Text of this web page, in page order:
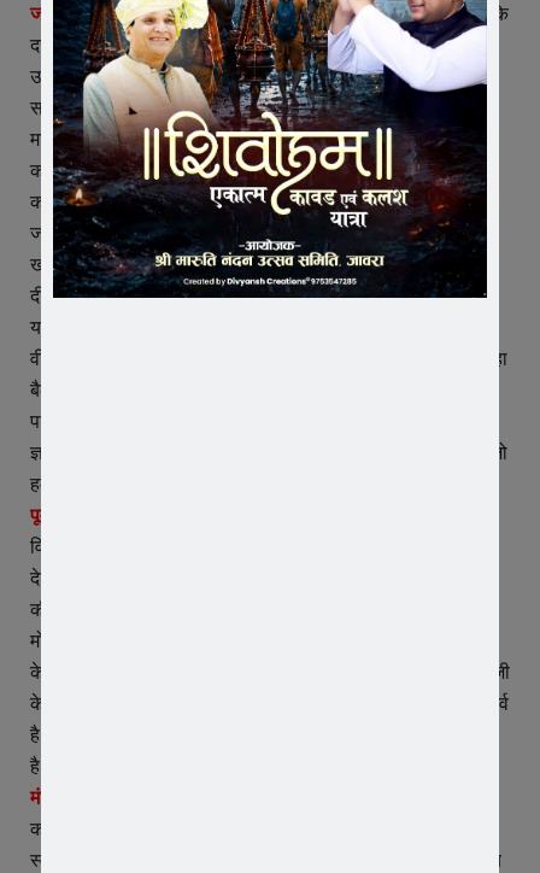
जावरा। चिडिय़ों से में बाज़ लड़ाऊं, सवा लाख से में एक लड़ाऊं.. सिखों के
दसवें गुरु, गुरु गोबिंद सिंह ने धर्म की रक्षा के लिए सर्वोच्च बलिदान दिया,
उनके परिवार की शहादत को सब नमन करते हैं। उनके दोनों बड़े
साहिबजादो अजीत सिंह और जुझार सिंह को दुश्मनों ने घेर कर धोखे से
मार दिया और उनके दोनों छोटे साहिबजादों जोरावर सिंह और फतेहसिंह
को सेनापति वजीर खान ने कचहरी में बुलाकर पूछा कि उन्हें धर्म परिवर्तन
करना स्वीकार है, लेकिन दोनों छोटे साहिबजादों ने मना कर दिया और
जयकारे लगाने लगे जो बोले सो निहाल सत श्री अकाल, यह सुन वजीर
खान ने गुस्सा में आकर दोनों साहिबजादों को मौत की सजा देते हुए जिंदा
दीवार में चुनवा दिया।
यह बात पंजाबी समाज के ज्ञानी हंसराजसिंह ने भाजपा नगर मंडल द्वारा
वीर बाल दिवस के अवसर पर आयोजित कार्यक्रम के दौरान सुनाई तो वहा
बैठे प्रत्येक इंसान के मन में साहिबज़ादो के लिए वात्सल्य का भाव उमड़
पड़ा, साथ ही उन क्रुर शासकों के खिलाफ क्रोध भी आने लगा।
ज्ञानीजी ने कहा कि भारत देशों वीरों का देश रहा है, हम सौभाग्यशाली हैं जो
हमने इस देश में जन्म लिया।
पूर्व की सरकारों की इतिहास के साथ की छेड़छाड़ –
विधान सभा प्रभारी महेश सोनी ने बताया कि पूर्व की सरकारों द्वारा हमारे
देश के इतिहास के साथ बहुत छेड़छाड़ की गई, हमारे देश के अनेकों वीरों
की गाथाएं हमसे अंजान रखी गई, धन्यवाद है देश के प्रधानमंत्री नरेंद्र
मोदी का जिनकी अपील के बाद हर साल 26 दिसंबर को वीर बाल दिवस
के रूप में मनाया जाता हैं। यह दिन सिखों के दसवें गुरु- गुरु गोबिंद सिंह जी
के चार वीर पुत्रों के अद्वितीय बलिदान और साहस के प्रति सम्मान का पर्व
है। हम उन महान पुरुषों को नमन करते हुए उन्हें श्रद्धांजलि अर्पित करते
है।
मंडल अध्यक्ष ने किया अतिथियों का स्वागत –
कार्यक्रम की शुरुआत मंडल अध्यक्ष राजेश शर्मा द्वारा पधारे अतिथियों का
स्वागत कर की गई, स्वागत भाषण देते हुए शर्मा ने कहा कि श्री गुरु साहिब